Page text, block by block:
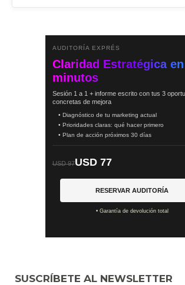
AUDITORÍA EXPRÉS
Claridad Estratégica
minutos
Sesión 1 a 1 + informe escrito con tus 3
concretas de mejora
• Diagnóstico de tu marketing actual
• Prioridades claras: qué hacer primero
• Plan de acción próximos 30 días
USD 97USD 77
RESERVAR AUDITORÍA
• Garantía de devolución total
SUSCRÍBETE AL NEWSLETTER